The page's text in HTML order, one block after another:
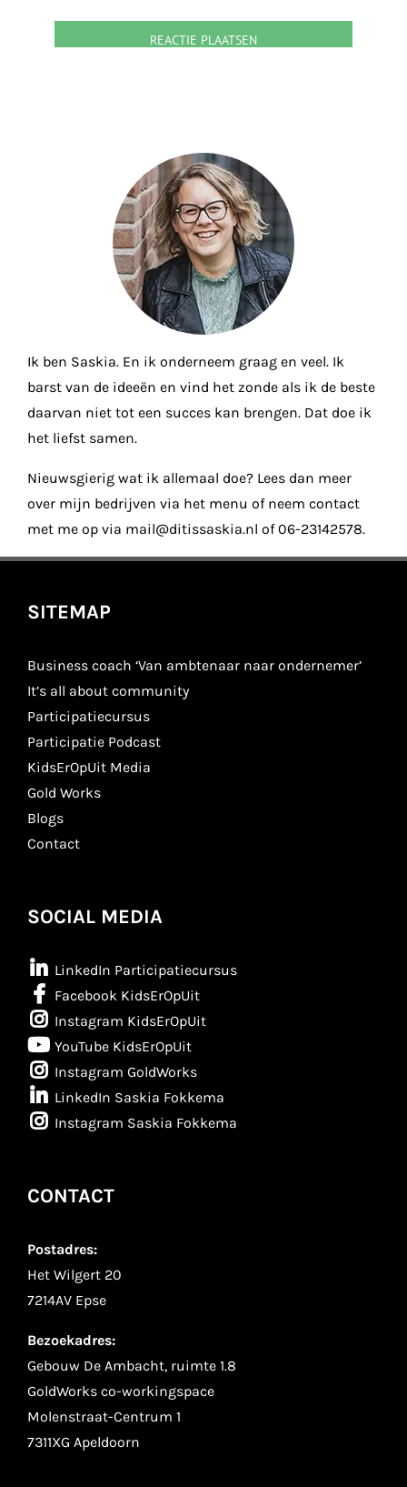
Ik ben Saskia. En ik onderneem graag en veel. Ik
barst van de ideeën en vind het zonde als ik de beste
daarvan niet tot een succes kan brengen. Dat doe ik
het liefst samen.
Nieuwsgierig wat ik allemaal doe? Lees dan meer
over mijn bedrijven via het menu of neem contact
met me op via mail@ditissaskia.nl of 06-23142578.
SITEMAP
Business coach ‘Van ambtenaar naar ondernemer’
It’s all about community
Participatiecursus
Participatie Podcast
KidsErOpUit Media
Gold Works
Blogs
Contact
SOCIAL MEDIA
LinkedIn Participatiecursus
Facebook KidsErOpUit
Instagram KidsErOpUit
YouTube KidsErOpUit
Instagram GoldWorks
LinkedIn Saskia Fokkema
Instagram Saskia Fokkema
CONTACT
Postadres:
Het Wilgert 20
7214AV Epse
Bezoekadres:
Gebouw De Ambacht, ruimte 1.8
GoldWorks co-workingspace
Molenstraat-Centrum 1
7311XG Apeldoorn